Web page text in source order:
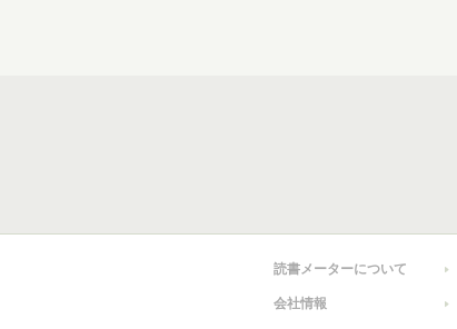
読書メーターについて
会社情報